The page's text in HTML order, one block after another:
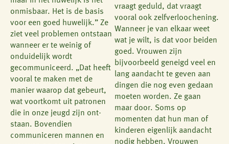
onmisbaar. Het is de basis
voor een goed huwelijk.” Ze
ziet veel problemen ontstaan
wanneer er te weinig of
onduidelijk wordt
gecommuniceerd. „Dat heeft
vooral te maken met de
manier waarop dat gebeurt,
wat voortkomt uit patronen
die in onze jeugd zijn ont-
staan. Bovendien
communiceren mannen en
vraagt geduld, dat vraagt
vooral ook zelfverloochening.
Wanneer je van elkaar weet
wat je wilt, is dat voor beiden
goed. Vrouwen zijn
bijvoorbeeld geneigd veel en
lang aandacht te geven aan
dingen die nog even gedaan
moeten worden. Ze gaan
maar door. Soms op
momenten dat hun man of
kinderen eigenlijk aandacht
nodig hebben. Vrouwen